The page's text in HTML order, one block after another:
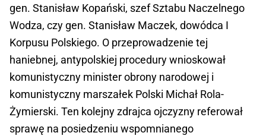
gen. Stanisław Kopański, szef Sztabu Naczelnego
Wodza, czy gen. Stanisław Maczek, dowódca I
Korpusu Polskiego. O przeprowadzenie tej
haniebnej, antypolskiej procedury wnioskował
komunistyczny minister obrony narodowej i
komunistyczny marszałek Polski Michał Rola-
Żymierski. Ten kolejny zdrajca ojczyzny referował
sprawę na posiedzeniu wspomnianego